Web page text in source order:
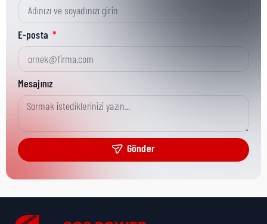
Kısa Parça No:
Ürün Grubu:
Ürün Kategorisi:
Nakliye Yüksekliği:
Nakliye Uzunluğu:
E-posta
Mesajınız
Gönder